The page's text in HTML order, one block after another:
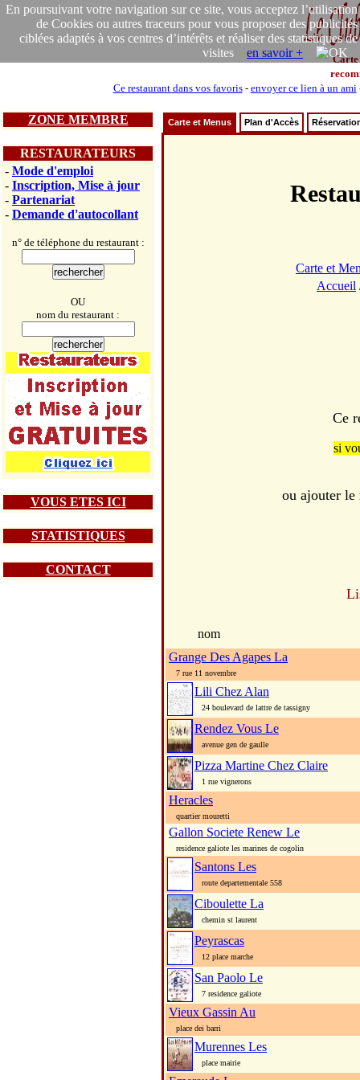
En poursuivant votre navigation sur ce site, vous acceptez l’utilisation
de Cookies ou autres traceurs pour vous proposer des publicités
ciblées adaptés à vos centres d’intérêts et réaliser des statistiques de
visites en savoir +
Carte
Ce restaurant dans vos favoris- envoyer ce lien à un ami
ZONE MEMBRE
RESTAURATEURS
- Mode d'emploi
- Inscription, Mise à jour
- Partenariat
- Demande d'autocollant
n° de téléphone du restaurant :
OU
nom du restaurant :
VOUS ETES ICI
STATISTIQUES
CONTACT
Carte et Menus Plan d'Accès
Carte et
Accueil
Ce
si
ou ajouter
nom
Grange Des Agapes La
7 rue 11 novembre
Lili Chez Alan
24 boulevard de lattre de tassigny
Rendez Vous Le
avenue gen de gaulle
Pizza Martine Chez Claire
1 rue vignerons
Heracles
quartier mouretti
Gallon Societe Renew Le
residence galiote les marines de cogolin
Santons Les
route departementale 558
Ciboulette La
chemin st laurent
Peyrascas
12 place marche
San Paolo Le
7 residence galiote
Vieux Gassin Au
place dei barri
Murennes Les
place mairie